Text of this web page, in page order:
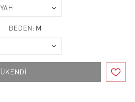
BEDEN: M